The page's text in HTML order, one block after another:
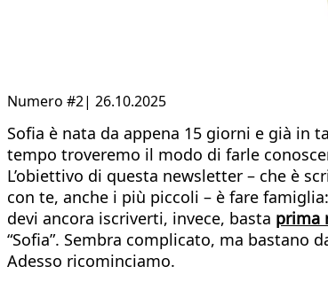
Numero #2| 26.10.2025
Sofia è nata da appena 15 giorni e già in
tempo troveremo il modo di farle
L’obiettivo di questa newsletter – che è
con te, anche i più piccoli – è fare
devi ancora iscriverti, invece, basta prima
“Sofia”. Sembra complicato, ma bastano
Adesso ricominciamo.